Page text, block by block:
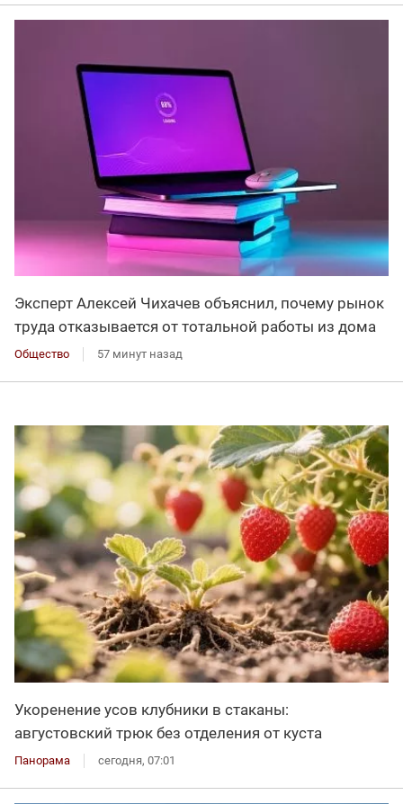
Эксперт Алексей Чихачев объяснил, почему рынок
труда отказывается от тотальной работы из дома
Общество 57 минут назад
Укоренение усов клубники в стаканы:
августовский трюк без отделения от куста
Панорама сегодня, 07:01